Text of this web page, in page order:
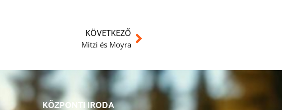
KÖVETKEZŐ
Mitzi és Moyra
KÖZPONTI IRODA